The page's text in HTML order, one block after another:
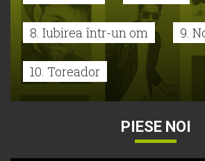
8. Iubirea într-un om 9.
10. Toreador
PIESE NOI